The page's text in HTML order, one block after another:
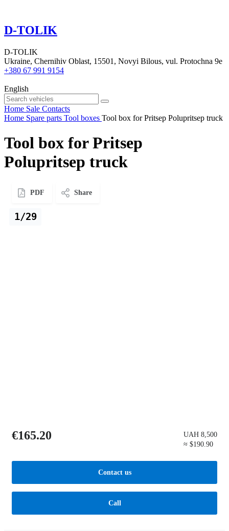
D-TOLIK
D-TOLIK
Ukraine, Chernihiv Oblast, 15501, Novyi Bilous, vul. Protochna 9e
+380 67 991 9154
English
Home Sale Contacts
Home Spare parts Tool boxes Tool box for Pritsep Polupritsep truck
Tool box for Pritsep
Polupritsep truck
PDF Share
1/29
€165.20
UAH 8,500
≈ $190.90
Contact us
Call